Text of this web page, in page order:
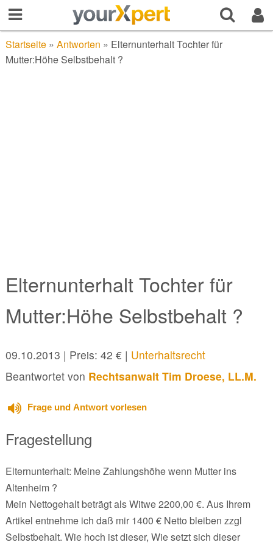
Startseite» Antworten » Elternunterhalt Tochter für
Mutter:Höhe Selbstbehalt ?
Elternunterhalt Tochter für
Mutter:Höhe Selbstbehalt ?
09.10.2013 | Preis: 42 € | Unterhaltsrecht
Beantwortet von Rechtsanwalt Tim Droese, LL.M.
Frage und Antwort vorlesen
Fragestellung
Elternunterhalt: Meine Zahlungshöhe wenn Mutter ins
Altenheim ?
Mein Nettogehalt beträgt als Witwe 2200,00 €. Aus Ihrem
Artikel entnehme ich daß mir 1400 € Netto bleiben zzgl
Selbstbehalt. Wie hoch ist dieser, Wie setzt sich dieser